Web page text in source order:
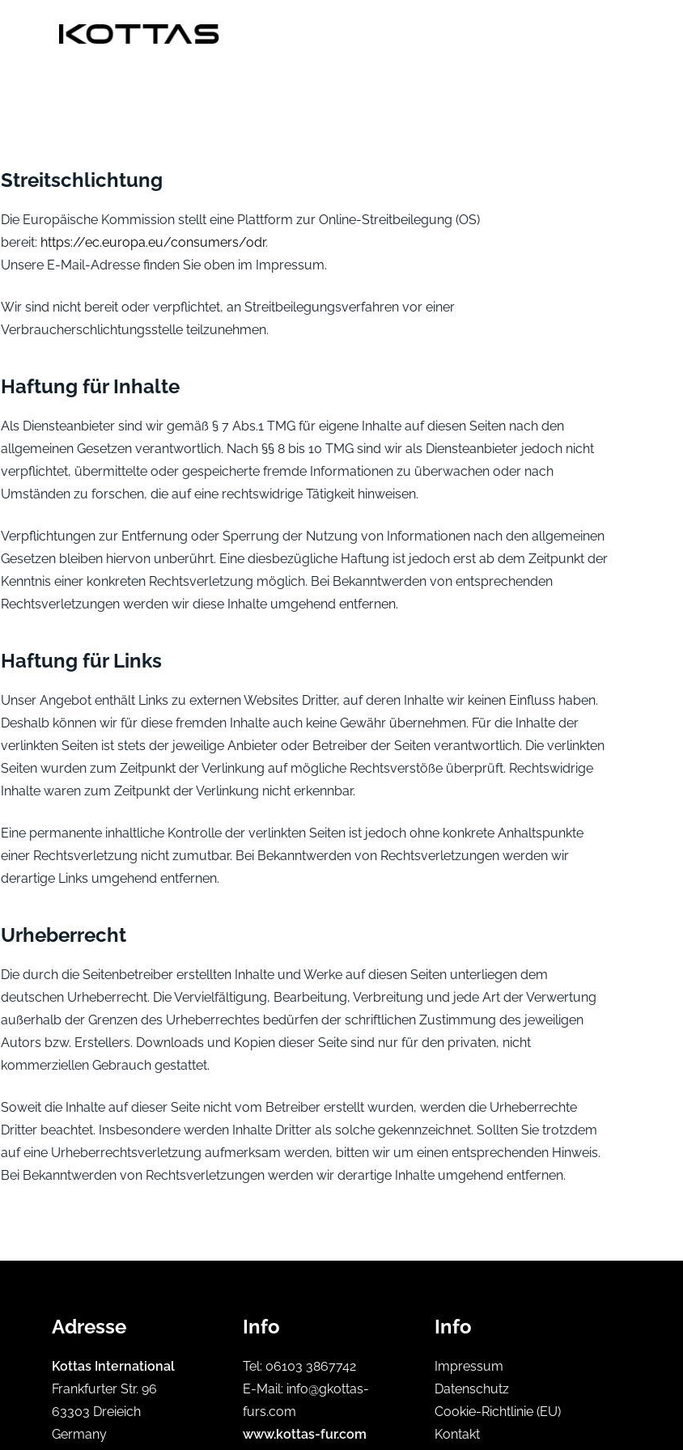
Streitschlichtung
Die Europäische Kommission stellt eine Plattform zur Online-Streitbeilegung (OS)
bereit: https://ec.europa.eu/consumers/odr.
Unsere E-Mail-Adresse finden Sie oben im Impressum.
Wir sind nicht bereit oder verpflichtet, an Streitbeilegungsverfahren vor einer
Verbraucherschlichtungsstelle teilzunehmen.
Haftung für Inhalte
Als Diensteanbieter sind wir gemäß § 7 Abs.1 TMG für eigene Inhalte auf diesen Seiten nach den
allgemeinen Gesetzen verantwortlich. Nach §§ 8 bis 10 TMG sind wir als Diensteanbieter jedoch nicht
verpflichtet, übermittelte oder gespeicherte fremde Informationen zu überwachen oder nach
Umständen zu forschen, die auf eine rechtswidrige Tätigkeit hinweisen.
Verpflichtungen zur Entfernung oder Sperrung der Nutzung von Informationen nach den allgemeinen
Gesetzen bleiben hiervon unberührt. Eine diesbezügliche Haftung ist jedoch erst ab dem Zeitpunkt der
Kenntnis einer konkreten Rechtsverletzung möglich. Bei Bekanntwerden von entsprechenden
Rechtsverletzungen werden wir diese Inhalte umgehend entfernen.
Haftung für Links
Unser Angebot enthält Links zu externen Websites Dritter, auf deren Inhalte wir keinen Einfluss haben.
Deshalb können wir für diese fremden Inhalte auch keine Gewähr übernehmen. Für die Inhalte der
verlinkten Seiten ist stets der jeweilige Anbieter oder Betreiber der Seiten verantwortlich. Die verlinkten
Seiten wurden zum Zeitpunkt der Verlinkung auf mögliche Rechtsverstöße überprüft. Rechtswidrige
Inhalte waren zum Zeitpunkt der Verlinkung nicht erkennbar.
Eine permanente inhaltliche Kontrolle der verlinkten Seiten ist jedoch ohne konkrete Anhaltspunkte
einer Rechtsverletzung nicht zumutbar. Bei Bekanntwerden von Rechtsverletzungen werden wir
derartige Links umgehend entfernen.
Urheberrecht
Die durch die Seitenbetreiber erstellten Inhalte und Werke auf diesen Seiten unterliegen dem
deutschen Urheberrecht. Die Vervielfältigung, Bearbeitung, Verbreitung und jede Art der Verwertung
außerhalb der Grenzen des Urheberrechtes bedürfen der schriftlichen Zustimmung des jeweiligen
Autors bzw. Erstellers. Downloads und Kopien dieser Seite sind nur für den privaten, nicht
kommerziellen Gebrauch gestattet.
Soweit die Inhalte auf dieser Seite nicht vom Betreiber erstellt wurden, werden die Urheberrechte
Dritter beachtet. Insbesondere werden Inhalte Dritter als solche gekennzeichnet. Sollten Sie trotzdem
auf eine Urheberrechtsverletzung aufmerksam werden, bitten wir um einen entsprechenden Hinweis.
Bei Bekanntwerden von Rechtsverletzungen werden wir derartige Inhalte umgehend entfernen.
Adresse
Kottas International
Frankfurter Str. 96
63303 Dreieich
Germany
Info
Tel: 06103 3867742
E-Mail: info@gkottas-
furs.com
www.kottas-fur.com
Info
Impressum
Datenschutz
Cookie-Richtlinie (EU)
Kontakt